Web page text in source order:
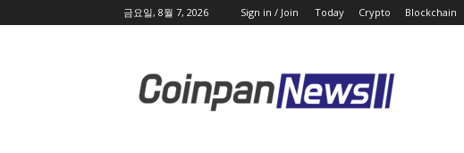
금요일, 8월 7, 2026 Sign in / Join Today Crypto Blockchain